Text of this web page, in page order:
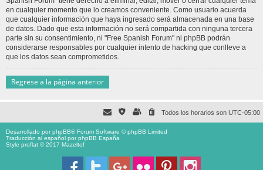
en cualquier momento que lo creamos conveniente. Como usuario acuerda
que cualquier información que haya ingresado será almacenada en una base
de datos. Dado que esta información no será compartida con ninguna tercera
parte sin su consentimiento, ni "Free Spanish Forum" ni phpBB podrán
considerarse responsables por cualquier intento de hacking que conlleve a
que los datos sean comprometidos.
Regrese a la página anterior
Todos los horarios son UTC-05:00
Desarrollado porphpBB® Forum Software © phpBB Limited
Traducción al español porphpBB España
Style proflat © 2017 Mazeltof